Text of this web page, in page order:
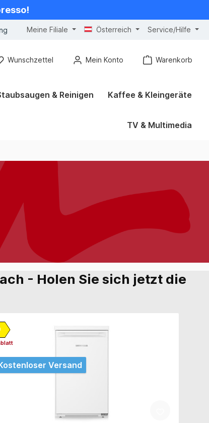
Meine Filiale Österreich Service/Hilfe
Wunschzettel Mein Konto Warenkorb
& Reinigen Kaffee & Kleingeräte
TV & Multimedia
- Holen Sie sich jetzt die
Versand